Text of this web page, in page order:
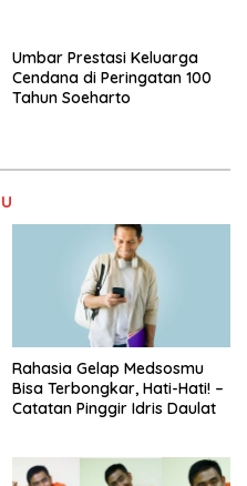
Umbar Prestasi Keluarga
Cendana di Peringatan 100
Tahun Soeharto
Rahasia Gelap Medsosmu
Bisa Terbongkar, Hati-Hati! –
Catatan Pinggir Idris Daulat